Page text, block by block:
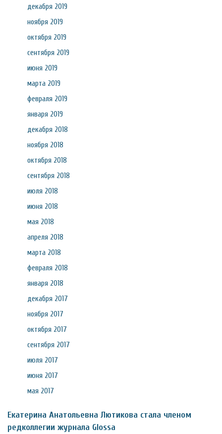
декабря 2019
ноября 2019
октября 2019
сентября 2019
июня 2019
марта 2019
февраля 2019
января 2019
декабря 2018
ноября 2018
октября 2018
сентября 2018
июля 2018
июня 2018
мая 2018
апреля 2018
марта 2018
февраля 2018
января 2018
декабря 2017
ноября 2017
октября 2017
сентября 2017
июля 2017
июня 2017
мая 2017
Екатерина Анатольевна Лютикова стала членом
редколлегии журнала Glossa